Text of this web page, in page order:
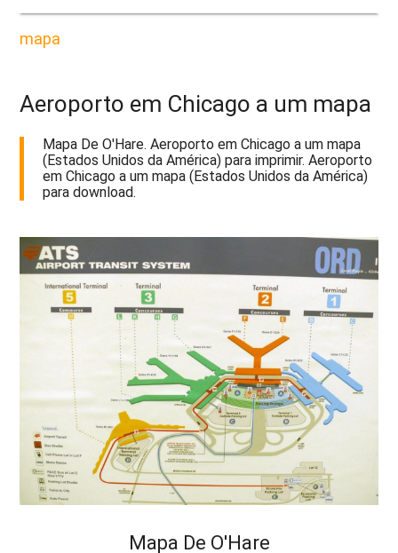
mapa
Aeroporto em Chicago a um mapa
Mapa De O'Hare. Aeroporto em Chicago a um mapa
(Estados Unidos da América) para imprimir. Aeroporto
em Chicago a um mapa (Estados Unidos da América)
para download.
Mapa De O'Hare